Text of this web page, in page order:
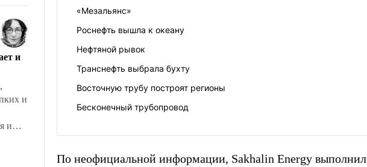
и
и
и
к
и
«Мезальянс»
Роснефть вышла к океану
Нефтяной рывок
Транснефть выбрала бухту
Восточную трубу построят регионы
Бесконечный трубопровод
По неофициальной информации, Sakhalin Energy выполнил